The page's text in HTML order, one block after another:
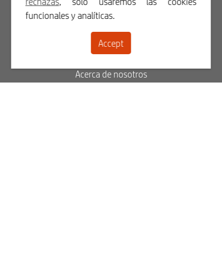
Contacto
Acerca de nosotros
funcionales y analíticas.
Accept